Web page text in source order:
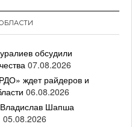
обсудили
07.08.2026
ждет райдеров и
06.08.2026
Шапша
05.08.2026